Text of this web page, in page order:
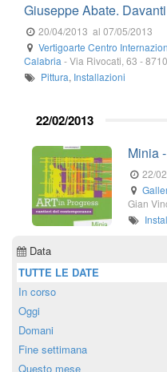
Giuseppe Abate.
20/04/2013 al 07/05/2013
Vertigoarte Centro
Calabria -Via Rivocati, 63 -
Pittura, Installazioni
22/02/2013
Minia
22/
Gian
Data
TUTTE LE DATE
In corso
Oggi
Domani
Fine settimana
Questo mese